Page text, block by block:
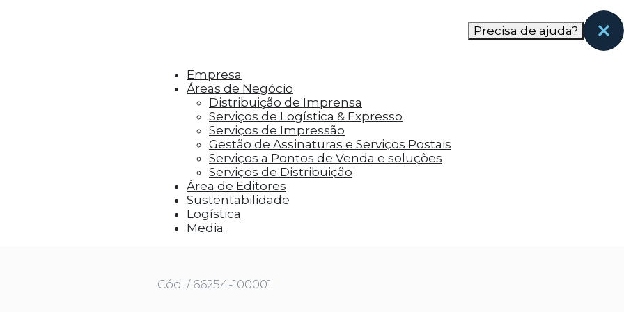
aos visitantes anúncios personalizados com base nas páginas que eles visitaram antes e analisar a
Precisa de ajuda?
Empresa
Áreas de Negócio
Distribuição de Imprensa
Serviços de Logística & Expresso
Serviços de Impressão
Gestão de Assinaturas e Serviços Postais
Serviços a Pontos de Venda e soluções
Serviços de Distribuição
Área de Editores
Sustentabilidade
Logística
Media
- PACK DE 2 LIVROS 2 - AMIZADE + FELICIDADE
Cód. / 66254-100001